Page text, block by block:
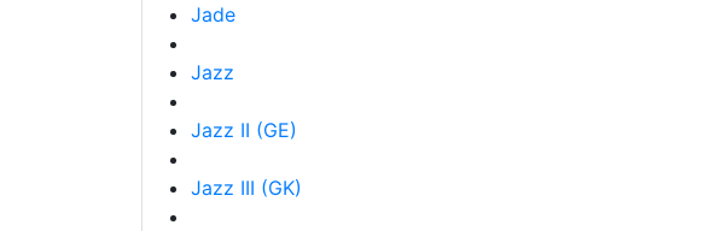
Jade
Jazz
Jazz II (GE)
Jazz III (GK)